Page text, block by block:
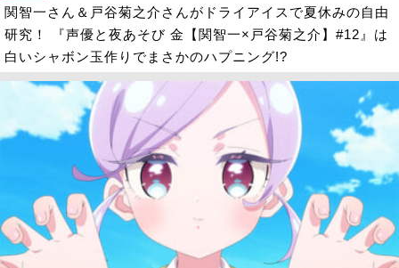
関智一さん＆戸谷菊之介さんがドライアイスで夏休みの自由
研究！ 『声優と夜あそび 金【関智一×戸谷菊之介】#12』は
白いシャボン玉作りでまさかのハプニング!?